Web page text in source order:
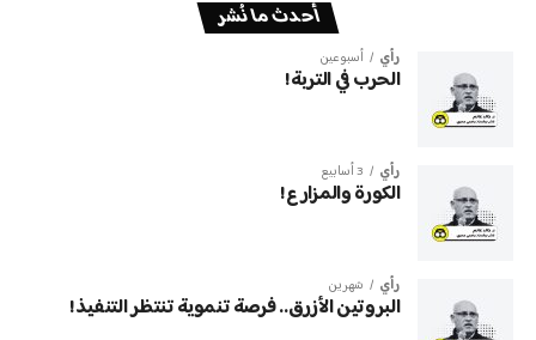
أحدث ما نُشر
رأي أسبوعين
الحرب في التربة!
رأي 3 أسابيع
الكورة والمزارع!
رأي شهرين
البروتين الأزرق.. فرصة تنموية تنتظر التنفيذ!